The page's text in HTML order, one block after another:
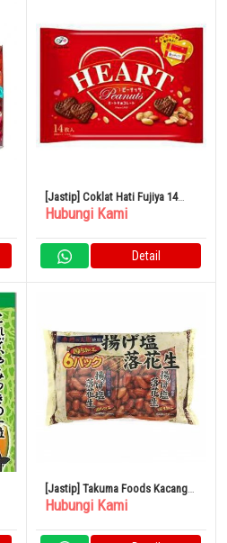
[Jastip] Coklat Hati Fujiya 14
Kantong Kacang x 15
Hubungi Kami
Detail
[Jastip] Takuma Foods Kacang
Asin Goreng 80 Bungkus
Hubungi Kami